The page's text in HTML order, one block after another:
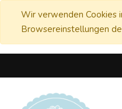
Wir verwenden Cookies
Browsereinstellungen